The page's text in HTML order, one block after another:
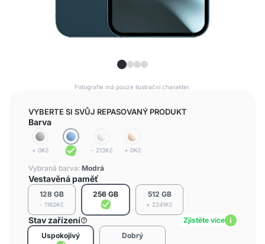
Fotografie má pouze ilustrační charakter.
VYBERTE SI SVŮJ REPASOVANÝ PRODUKT
Barva
+ 0Kč - 213Kč + 0Kč
Vybraná barva: Modrá
Vestavěná paměť
128 GB
- 1162Kč
256 GB 512 GB
+ 2241Kč
Stav zařízení
Zjistěte více
Uspokojivý
Dobrý